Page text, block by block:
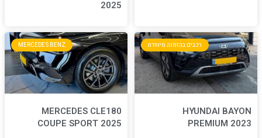
MERCEDES BENZ
MERCEDES CLE180
COUPE SPORT 2025